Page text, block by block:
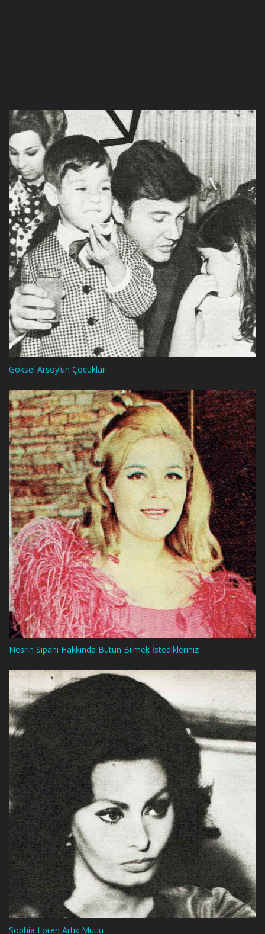
Göksel Arsoy’un Çocukları
Nesrin Sipahi Hakkında Bütün Bilmek İstedikleriniz
Sophia Loren Artık Mutlu